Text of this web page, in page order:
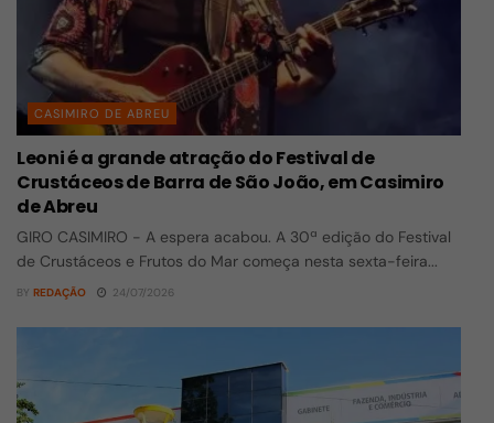
CASIMIRO DE ABREU
Leoni é a grande atração do Festival de
Crustáceos de Barra de São João, em Casimiro
de Abreu
GIRO CASIMIRO - A espera acabou. A 30ª edição do Festival
de Crustáceos e Frutos do Mar começa nesta sexta-feira...
BY REDAÇÃO 24/07/2026